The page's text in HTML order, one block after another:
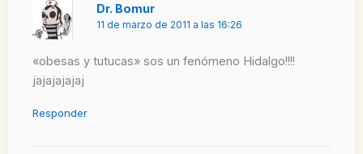
Dr. Bomur
11 de marzo de 2011 a las 16:26
«obesas y tutucas» sos un fenómeno Hidalgo!!!!
jajajajajaj
Responder